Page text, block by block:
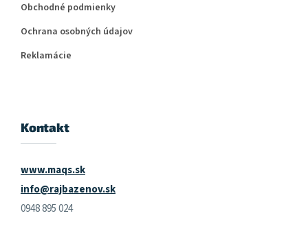
Obchodné podmienky
Ochrana osobných údajov
Reklamácie
Kontakt
www.maqs.sk
info@rajbazenov.sk
0948 895 024